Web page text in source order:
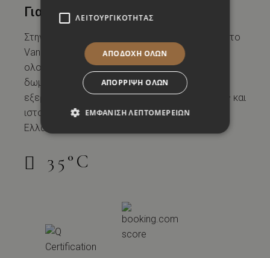
Για εμάς
Στην καρδιά του ιστορικού κέντρου της πόλης, το
Vanoro Hotel Θεσσαλονίκη είναι ένα
ολοκαίνουργιο ξενοδοχείο 5* με 45 μοντέρνα
δωμάτια — το ιδανικό σημείο εκκίνησης για να
εξερευνήσετε έναν από τους πιο γοητευτικούς και
ιστορικούς ταξιδιωτικούς προορισμούς της
Ελλάδας!
35°C
ΛΕΙΤΟΥΡΓΙΚΌΤΗΤΑΣ
ΑΠΟΔΟΧΉ ΌΛΩΝ
ΑΠΌΡΡΙΨΗ ΌΛΩΝ
ΕΜΦΆΝΙΣΗ ΛΕΠΤΟΜΕΡΕΙΏΝ